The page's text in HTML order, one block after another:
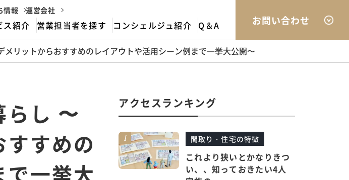
情報 運営会社
ス紹介
とは
営業担当者を探す コンシェルジュ紹介 Q＆A お問い合わせ
リットからおすすめのレイアウトや活用シーン例まで一挙大公開〜
らし 〜
すめの
で一挙大
アクセスランキング
間取り・住宅の特徴
これより狭いとかなりきつ
い、、知っておきたい4人